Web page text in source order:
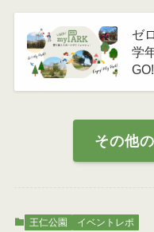
ゼ
学
その他
王仁公園 イベントレポ